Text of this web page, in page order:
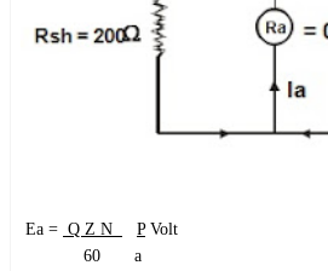
Ea = Q Z N PVolt
60 a